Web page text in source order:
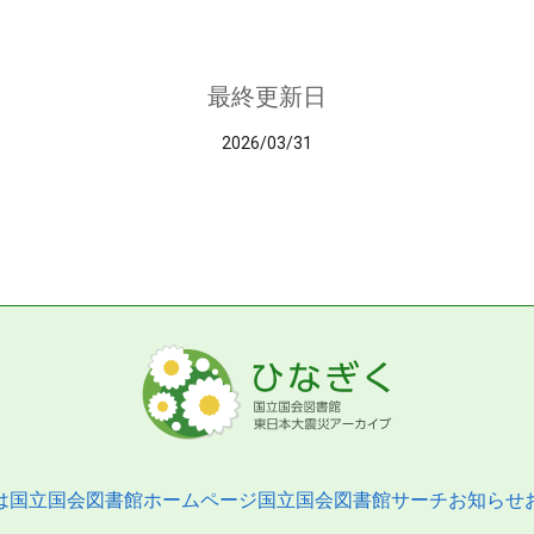
最終更新日
2026/03/31
国立国会図書館ホームページ国立国会図書館サーチお知らせ